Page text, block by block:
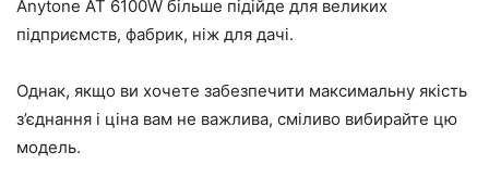
Anytone AT 6100W більше підійде для великих
підприємств, фабрик, ніж для дачі.
Однак, якщо ви хочете забезпечити максимальну якість
з’єднання і ціна вам не важлива, сміливо вибирайте цю
модель.